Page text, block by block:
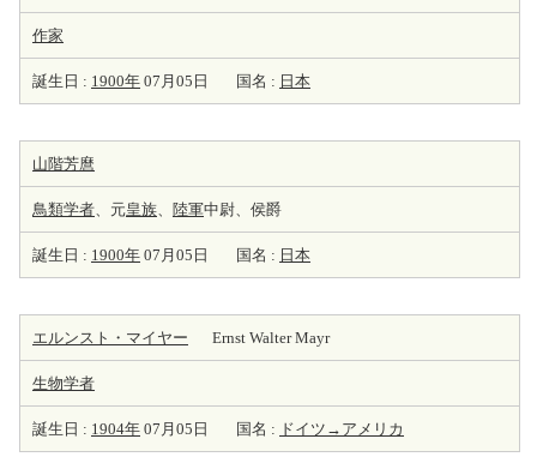
作家
誕生日 : 1900年 07月05日 国名 : 日本
山階芳麿
鳥類学者、元皇族、 陸軍中尉、侯爵
誕生日 : 1900年 07月05日 国名 : 日本
エルンスト・マイヤー Ernst Walter Mayr
生物学者
誕生日 : 1904年 07月05日 国名 : ドイツ→アメリカ